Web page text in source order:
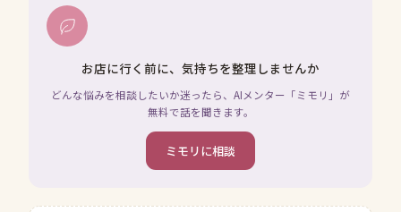
お店に行く前に、気持ちを整理しませんか
どんな悩みを相談したいか迷ったら、AIメンター「ミモリ」が
無料で話を聞きます。
ミモリに相談